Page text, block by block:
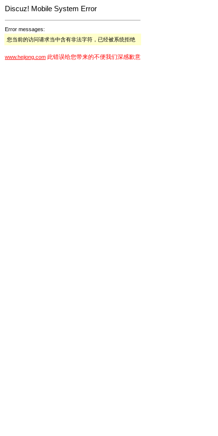
Discuz! Mobile System Error
Error messages:
您当前的访问请求当中含有非法字符，已经被系统拒绝
www.hejiong.com 此错误给您带来的不便我们深感歉意